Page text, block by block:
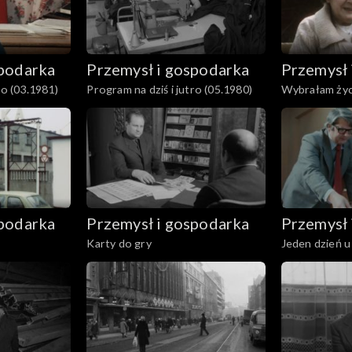
(03.1981)
Przemysł i gospodarka
Program na dziś i jutro (05.1980) Wybrałam
Przemysł i gospodarka
Karty do gry Jeden dzień